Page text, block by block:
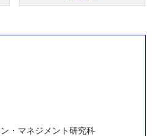
・マネジメント研究科